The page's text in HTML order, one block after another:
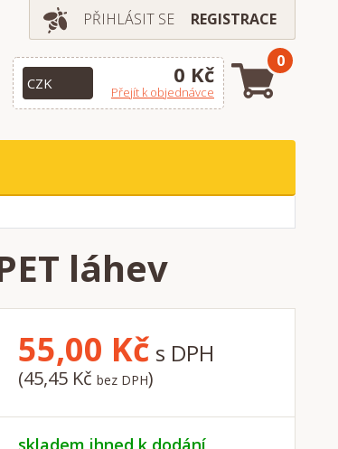
PŘIHLÁSIT SE REGISTRACE
0 Kč
Přejít k objednávce
0
láhev
55,00 Kč s DPH
(45,45 Kč bez DPH)
skladem ihned k dodání